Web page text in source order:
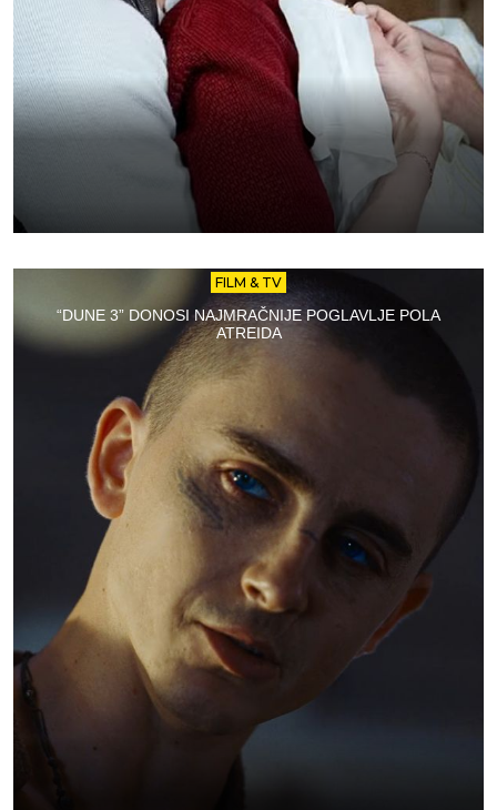
FILM & TV
“DUNE 3” DONOSI NAJMRAČNIJE POGLAVLJE POLA
ATREIDA